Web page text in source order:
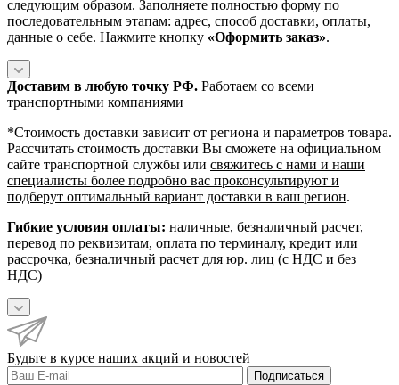
следующим образом. Заполняете полностью форму по
последовательным этапам: адрес, способ доставки, оплаты,
данные о себе. Нажмите кнопку «Оформить заказ».
Доставим в любую точку РФ. Работаем со всеми
транспортными компаниями
*Cтоимость доставки зависит от региона и параметров товара.
Рассчитать стоимость доставки Вы сможете на официальном
сайте транспортной службы или свяжитесь с нами и наши
специалисты более подробно вас проконсультируют и
подберут оптимальный вариант доставки в ваш регион.
Гибкие условия оплаты: наличные, безналичный расчет,
перевод по реквизитам, оплата по терминалу, кредит или
рассрочка, безналичный расчет для юр. лиц (с НДС и без
НДС)
Будьте в курсе наших акций и новостей
Подписаться